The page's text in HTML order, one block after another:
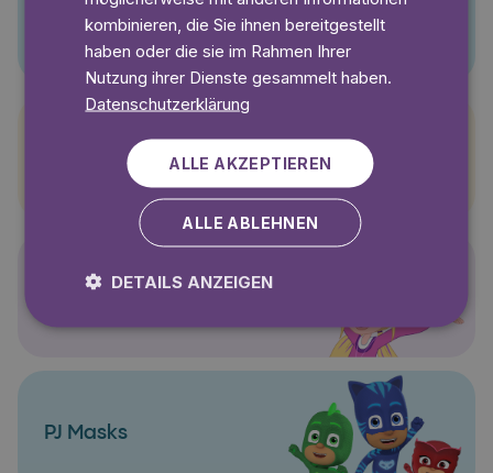
Pettersson und Findus
Polly Pocket
PJ Masks
kombinieren, die Sie ihnen bereitgestellt
haben oder die sie im Rahmen Ihrer
Nutzung ihrer Dienste gesammelt haben.
Datenschutzerklärung
ALLE AKZEPTIEREN
ALLE ABLEHNEN
DETAILS ANZEIGEN